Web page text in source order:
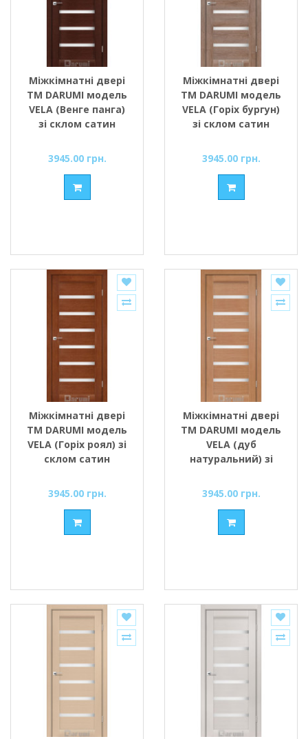
Міжкімнатні двері
ТМ DARUMI модель
VELA (Венге панга)
зі склом сатин
3945.00 грн.
Міжкімнатні двері
ТМ DARUMI модель
VELA (Горіх бургун)
зі склом сатин
3945.00 грн.
Міжкімнатні двері
ТМ DARUMI модель
VELA (Горіх роял) зі
склом сатин
3945.00 грн.
Міжкімнатні двері
ТМ DARUMI модель
VELA (дуб
натуральний) зі
3945.00 грн.